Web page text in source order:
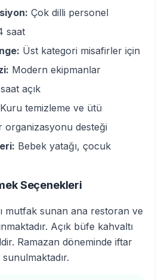
Çok dilli personel
saat
Üst kategori misafirler için
Modern ekipmanlar
açık
Kuru temizleme ve ütü
organizasyonu desteği
Bebek yatağı, çocuk
Seçenekleri
mutfak sunan ana restoran ve
Açık büfe kahvaltı
Ramazan döneminde iftar